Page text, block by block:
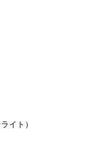
イト）